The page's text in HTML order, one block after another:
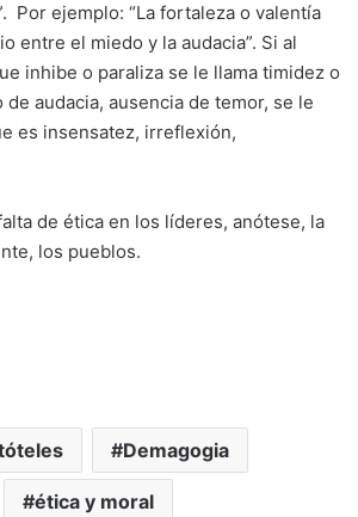
Por ejemplo: “La fortaleza o valentía
entre el miedo y la audacia”. Si al
inhibe o paraliza se le llama timidez o
audacia, ausencia de temor, se le
es insensatez, irreflexión,
de ética en los líderes, anótese, la
los pueblos.
Demagogia
ética y moral